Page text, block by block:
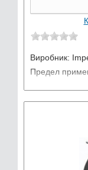
Виробник:
Предел